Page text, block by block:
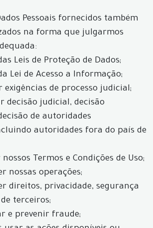
Pessoais fornecidos também
na forma que julgarmos
Leis de Proteção de Dados;
Lei de Acesso a Informação;
exigências de processo judicial;
decisão judicial, decisão
de autoridades
autoridades fora do país de
Termos e Condições de Uso;
nossas operações;
direitos, privacidade, segurança
terceiros;
e prevenir fraude;